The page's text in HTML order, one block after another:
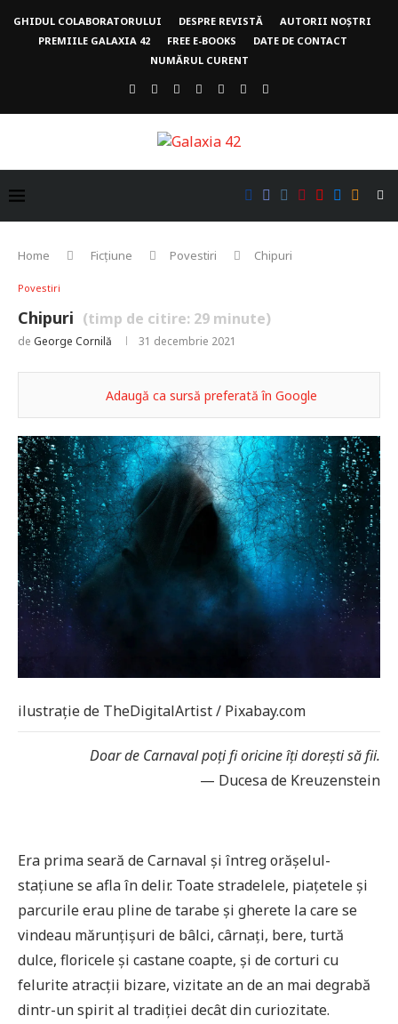
GHIDUL COLABORATORULUI DESPRE REVISTĂ
AUTORII NOȘTRI
PREMIILE GALAXIA 42
FREE E-BOOKS
DATE DE CONTACT
NUMĂRUL CURENT
Home Ficțiune Povestiri Chipuri
Povestiri
Chipuri (timp de citire: 29 minute)
de George Cornilă 31 decembrie 2021
Adaugă ca sursă preferată în Google
ilustrație de TheDigitalArtist / Pixabay.com
Doar de Carnaval poți fi oricine îți dorești să fii.
— Ducesa de Kreuzenstein
Era prima seară de Carnaval și întreg orășelul-
stațiune se afla în delir. Toate stradelele, piațetele și
parcurile erau pline de tarabe și gherete la care se
vindeau mărunțișuri de bâlci, cârnați, bere, turtă
dulce, floricele și castane coapte, și de corturi cu
felurite atracții bizare, vizitate an de an mai degrabă
dintr-un spirit al tradiției decât din curiozitate.